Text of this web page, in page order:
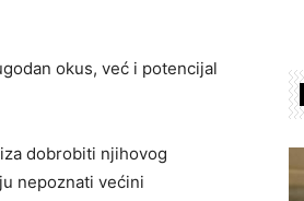
okus, već i potencijal
dobrobiti njihovog
nepoznati većini